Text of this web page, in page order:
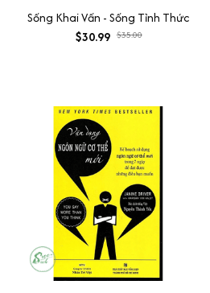
Sống Khai Vấn - Sống Tỉnh Thức
$30.99 $35.00